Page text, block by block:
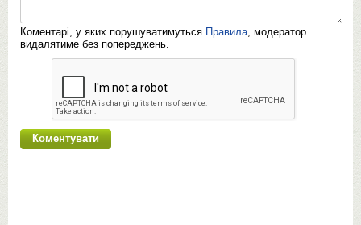
Коментарі, у яких порушуватимуться Правила , модератор
видалятиме без попереджень.